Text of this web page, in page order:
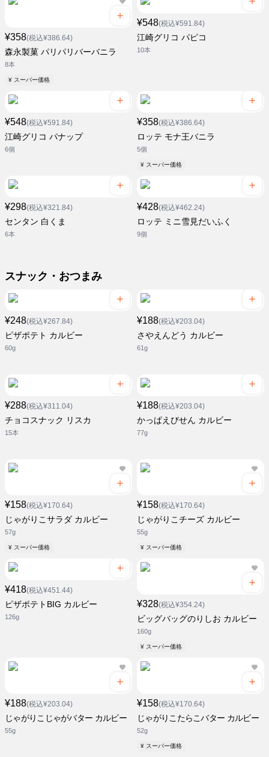
¥358(税込¥386.64)
森永製菓 パリパリバーバニラ
8本
¥ スーパー価格
¥548(税込¥591.84)
江崎グリコ パピコ
10本
¥548(税込¥591.84)
江崎グリコ パナップ
6個
¥358(税込¥386.64)
ロッテ モナ王バニラ
5個
¥ スーパー価格
¥298(税込¥321.84)
センタン 白くま
6本
¥428(税込¥462.24)
ロッテ ミニ雪見だいふく
9個
スナック・おつまみ
¥248(税込¥267.84)
ピザポテト カルビー
60g
¥188(税込¥203.04)
さやえんどう カルビー
61g
¥288(税込¥311.04)
チョコスナック リスカ
15本
¥188(税込¥203.04)
かっぱえびせん カルビー
77g
¥158(税込¥170.64)
じゃがりこサラダ カルビー
57g
¥ スーパー価格
¥158(税込¥170.64)
じゃがりこチーズ カルビー
55g
¥ スーパー価格
¥418(税込¥451.44)
ピザポテトBIG カルビー
126g
¥328(税込¥354.24)
ビッグバッグのりしお カルビー
160g
¥ スーパー価格
¥188(税込¥203.04)
じゃがりこじゃがバター カルビー
55g
¥158(税込¥170.64)
じゃがりこたらこバター カルビー
52g
¥ スーパー価格